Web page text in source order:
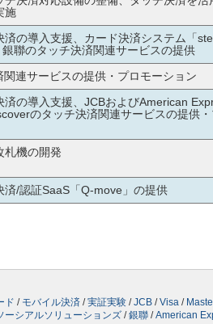
施
済の導⼊⽀援、カード決済システム「
聯のタッチ決済関連サービスの提供
連サービスの提供・プロモーション
の導⼊⽀援、JCBおよびAmerican
のタッチ決済関連サービスの提供・
札機の開発
済/認証SaaS「Q-move」の提供
ド / モバイル決済 /実証実験 /JCB /Visa /
ーシアルソリューションズ /銀聯 /American